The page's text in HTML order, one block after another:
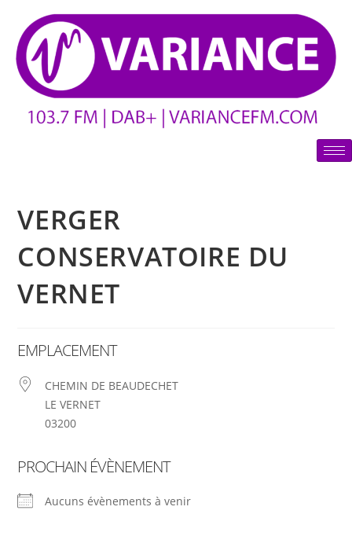
VERGER
CONSERVATOIRE DU
VERNET
EMPLACEMENT
CHEMIN DE BEAUDECHET
LE VERNET
03200
PROCHAIN ÉVÈNEMENT
Aucuns évènements à venir